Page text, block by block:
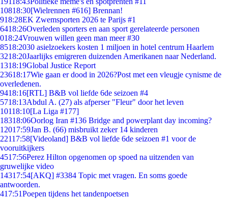
10818:30[Wielrennen #616] Brennan!
918:28EK Zwemsporten 2026 te Parijs #1
6418:26Overleden sporters en aan sport gerelateerde personen
018:24Vrouwen willen geen man meer #30
8518:2030 asielzoekers kosten 1 miljoen in hotel centrum Haarlem
3218:20Jaarlijks emigreren duizenden Amerikanen naar Nederland.
1318:19Global Justice Report
23618:17Wie gaan er dood in 2026?Post met een vleugje cynisme de
overledenen.
9418:16[RTL] B&B vol liefde 6de seizoen #4
5718:13Abdul A. (27) als afperser "Fleur" door het leven
10118:10[La Liga #177]
18318:06Oorlog Iran #136 Bridge and powerplant day incoming?
12017:59Jan B. (66) misbruikt zeker 14 kinderen
22117:58[Videoland] B&B vol liefde 6de seizoen #1 voor de
vooruitkijkers
4517:56Perez Hilton opgenomen op spoed na uitzenden van
gruwelijke video
14317:54[AKQ] #3384 Topic met vragen. En soms goede
antwoorden.
417:51Poepen tijdens het tandenpoetsen